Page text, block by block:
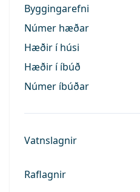
Byggingarefni
Númer hæðar
Hæðir í húsi
Hæðir í íbúð
Númer íbúðar
Vatnslagnir
Raflagnir